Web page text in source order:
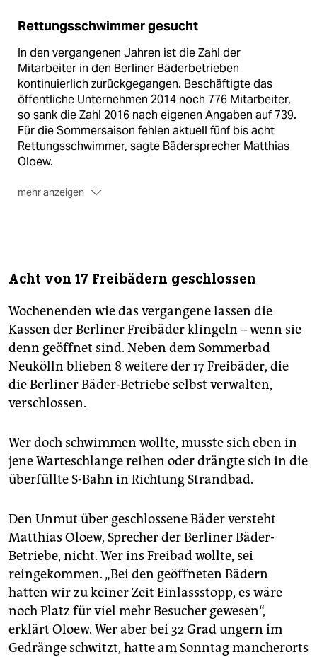
Rettungsschwimmer gesucht
In den vergangenen Jahren ist die Zahl der
Mitarbeiter in den Berliner Bäderbetrieben
kontinuierlich zurückgegangen. Beschäftigte das
öffentliche Unternehmen 2014 noch 776 Mitarbeiter,
so sank die Zahl 2016 nach eigenen Angaben auf 739.
Für die Sommersaison fehlen aktuell fünf bis acht
Rettungsschwimmer, sagte Bädersprecher Matthias
Oloew.
mehr anzeigen
können und über gute deutsche Sprachkenntnisse
verfügen.(dpa)
Acht von 17 Freibädern geschlossen
Wochenenden wie das vergangene lassen die
Kassen der Berliner Freibäder klingeln – wenn sie
denn geöffnet sind. Neben dem Sommerbad
Neukölln blieben 8 weitere der 17 Freibäder, die
die Berliner Bäder-Betriebe selbst verwalten,
verschlossen.
Wer doch schwimmen wollte, musste sich eben in
jene Warteschlange reihen oder drängte sich in die
überfüllte S-Bahn in Richtung Strandbad.
Den Unmut über geschlossene Bäder versteht
Matthias Oloew, Sprecher der Berliner Bäder-
Betriebe, nicht. Wer ins Freibad wollte, sei
reingekommen. „Bei den geöffneten Bädern
hatten wir zu keiner Zeit Einlassstopp, es wäre
noch Platz für viel mehr Besucher gewesen“,
erklärt Oloew. Wer aber bei 32 Grad ungern im
Gedränge schwitzt, hatte am Sonntag mancherorts